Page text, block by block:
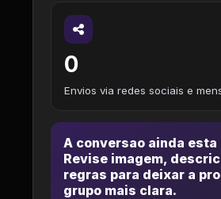
0
Envios via redes sociais e
A conversao ainda esta
Revise imagem,
regras para deixar a
grupo mais clara.